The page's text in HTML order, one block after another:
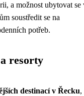
a možnost ubytovat se
soustředit se na
potřeb.
resorty
destinací v Řecku,